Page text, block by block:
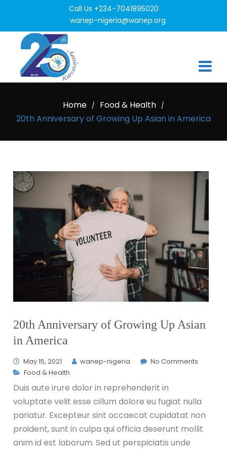
Call Us +234-7041895020
wanep-nigeria@wanep.org
Home / Food & Health /
20th Anniversary of Growing Up Asian in America
20th Anniversary of Growing Up Asian
in America
May 15, 2021 wanep-nigeria
No Comments
Food & Health
Duis aute irure dolor in reprehenderit in
voluptate velit esse cillum dolore eu fugiat nulla
pariatur. Excepteur sint occaecat cupidatat non
proident, sunt in culpa qui officia deserunt mollit
anim id est laborum. Sed ut perspiciatis unde